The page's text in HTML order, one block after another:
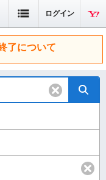
ログイン
了について